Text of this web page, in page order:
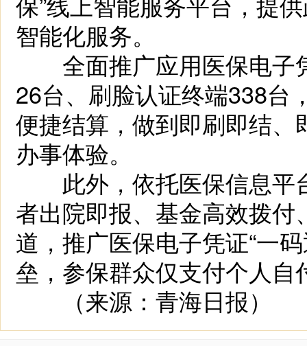
智能化服务。
全面推广应用医保电子
26台、刷脸认证终端338台
便捷结算，做到即刷即结
办事体验。
此外，依托医保信息平
者出院即报、基金高效拨
道，推广医保电子凭证“一
垒，参保群众仅支付个人
（来源：青海日报）